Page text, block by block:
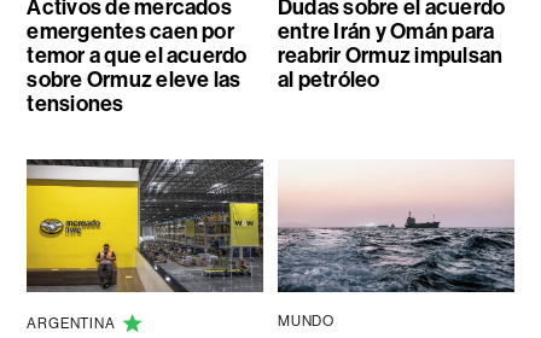
Activos de mercados
emergentes caen por
temor a que el acuerdo
sobre Ormuz eleve las
tensiones
Dudas sobre el acuerdo
entre Irán y Omán para
reabrir Ormuz impulsan
al petróleo
ARGENTINA MUNDO